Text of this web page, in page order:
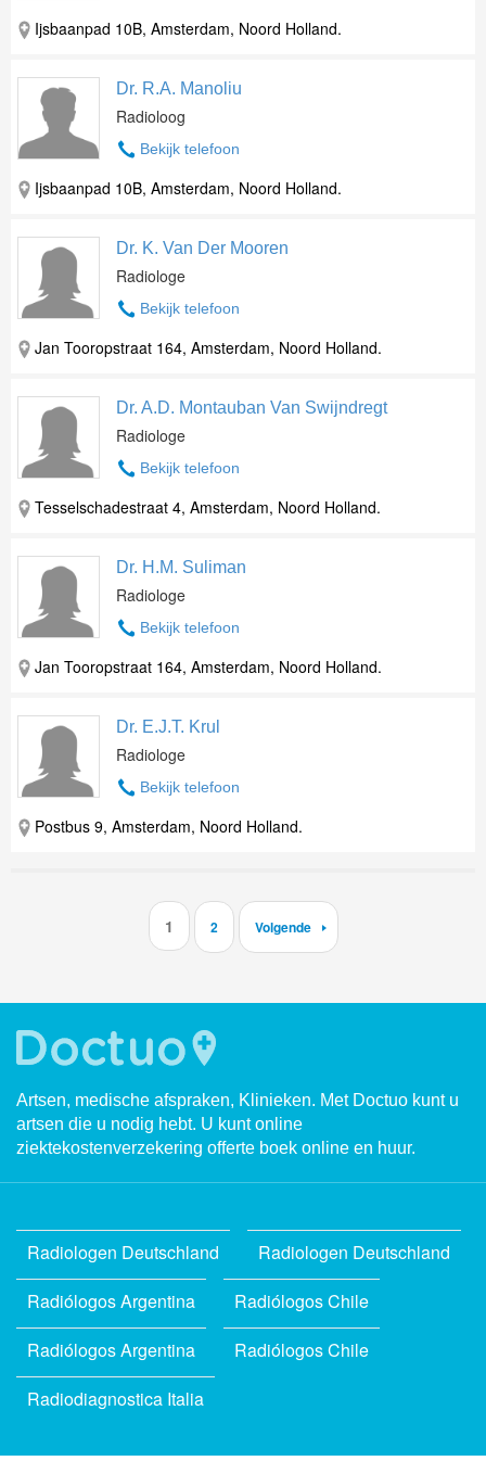
Ijsbaanpad 10B, Amsterdam, Noord Holland.
Dr. R.A. Manoliu
Radioloog
Bekijk telefoon
Ijsbaanpad 10B, Amsterdam, Noord Holland.
Dr. K. Van Der Mooren
Radiologe
Bekijk telefoon
Jan Tooropstraat 164, Amsterdam, Noord Holland.
Dr. A.D. Montauban Van Swijndregt
Radiologe
Bekijk telefoon
Tesselschadestraat 4, Amsterdam, Noord Holland.
Dr. H.M. Suliman
Radiologe
Bekijk telefoon
Jan Tooropstraat 164, Amsterdam, Noord Holland.
Dr. E.J.T. Krul
Radiologe
Bekijk telefoon
Postbus 9, Amsterdam, Noord Holland.
1 2 Volgende
Artsen, medische afspraken, Klinieken. Met Doctuo kunt u
artsen die u nodig hebt. U kunt online
ziektekostenverzekering offerte boek online en huur.
Radiologen Deutschland
Radiologen Deutschland
Radiólogos Argentina
Radiólogos Chile
Radiólogos Argentina
Radiólogos Chile
Radiodiagnostica Italia